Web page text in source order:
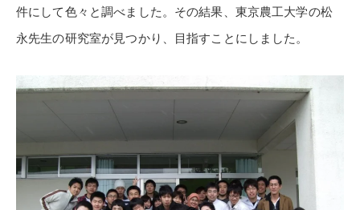
件にして色々と調べました。その結果、東京農工大学の松
永先生の研究室が見つかり、目指すことにしました。